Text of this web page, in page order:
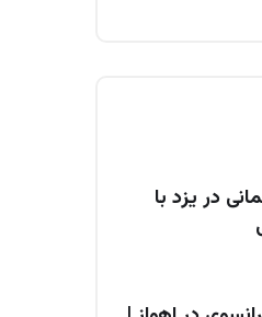
در یزد با